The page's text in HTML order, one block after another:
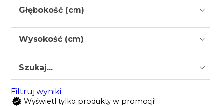
Głębokość (cm)
Wysokość (cm)
Szukaj...
Filtruj wyniki
Wyświetl tylko produkty w promocji!